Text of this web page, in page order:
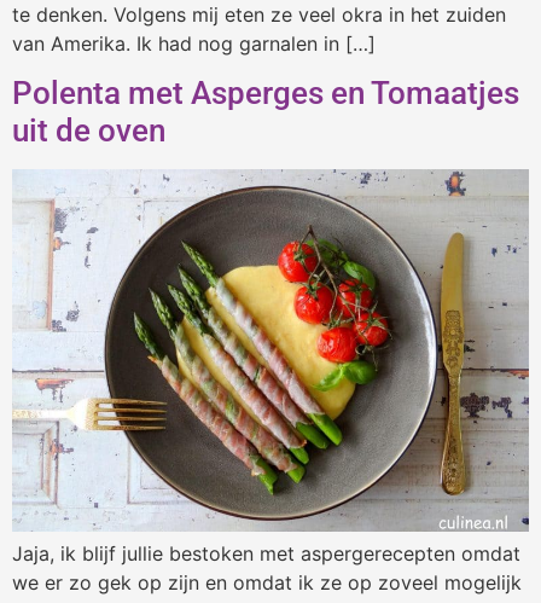
te denken. Volgens mij eten ze veel okra in het zuiden
van Amerika. Ik had nog garnalen in […]
Polenta met Asperges en Tomaatjes
uit de oven
Jaja, ik blijf jullie bestoken met aspergerecepten omdat
we er zo gek op zijn en omdat ik ze op zoveel mogelijk